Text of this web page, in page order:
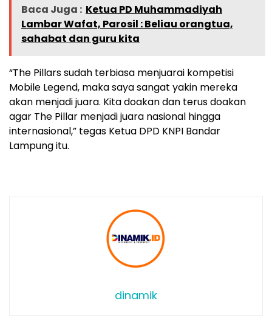
Baca Juga : Ketua PD Muhammadiyah
Lambar Wafat, Parosil : Beliau orangtua,
sahabat dan guru kita
“The Pillars sudah terbiasa menjuarai kompetisi
Mobile Legend, maka saya sangat yakin mereka
akan menjadi juara. Kita doakan dan terus doakan
agar The Pillar menjadi juara nasional hingga
internasional,” tegas Ketua DPD KNPI Bandar
Lampung itu.
dinamik